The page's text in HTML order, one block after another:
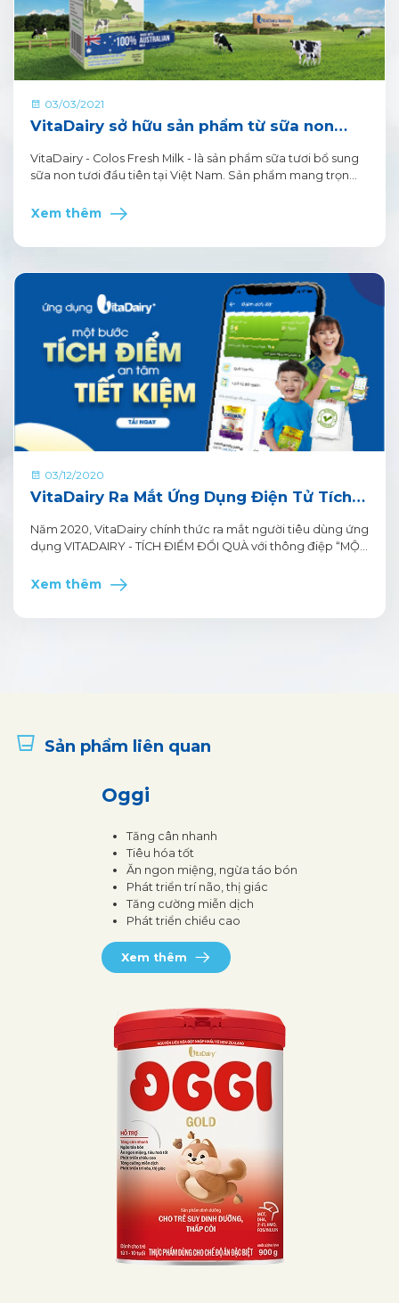
03/03/2021
VitaDairy sở hữu sản phẩm từ sữa non
VitaDairy - Colos Fresh Milk - là sản phẩm sữa tươi bổ sung
sữa non tươi đầu tiên tại Việt Nam. Sản phẩm mang trọn
của nguồn sữa tươi đến từ TASMANIA (Australia) – hòn đảo
Xem thêm
03/12/2020
VitaDairy Ra Mắt Ứng Dụng Điện Tử Tích
Năm 2020, VitaDairy chính thức ra mắt người tiêu dùng ứng
dụng VITADAIRY - TÍCH ĐIỂM ĐỔI QUÀ với thông điệp “MỘT
những nỗ lực của VitaDairy trong việc mang đến những trải
Xem thêm
Sản phẩm liên quan
Oggi
Tăng cân nhanh
Tiêu hóa tốt
Ăn ngon miệng, ngừa táo bón
Phát triển trí não, thị giác
Tăng cường miễn dịch
Phát triển chiều cao
Xem thêm